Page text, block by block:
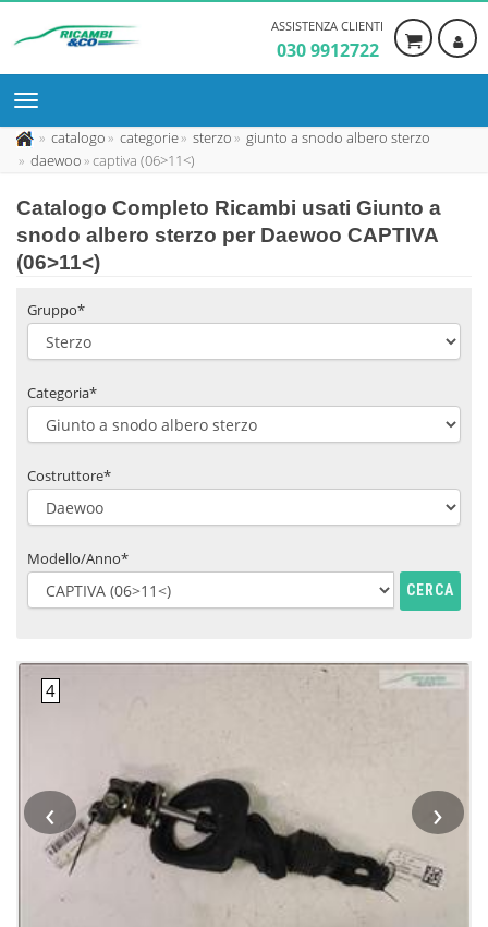
ASSISTENZA CLIENTI
030 9912722
catalogo categorie sterzo
giunto a snodo albero sterzo
daewoo
captiva (06>11<)
Catalogo Completo Ricambi usati Giunto a
snodo albero sterzo per Daewoo CAPTIVA
(06>11<)
Gruppo*
Categoria*
Costruttore*
Modello/Anno*
CERCA
‹ ›